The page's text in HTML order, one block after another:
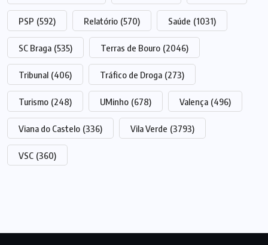
PSP (592) Relatório (570) Saúde (1031)
SC Braga (535) Terras de Bouro (2046)
Tribunal (406) Tráfico de Droga (273)
Turismo (248) UMinho (678) Valença (496)
Viana do Castelo (336) Vila Verde (3793)
VSC (360)